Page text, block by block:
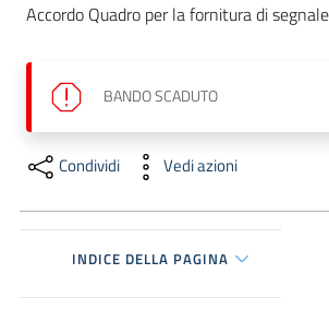
Documenti
dati
Accordo Quadro per la fornitura di
BANDOSCADUTO
Condividi Vedi azioni
INDICE DELLA PAGINA